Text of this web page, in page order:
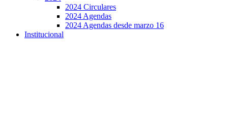
2024 Circulares
2024 Agendas
2024 Agendas desde marzo 16
Institucional